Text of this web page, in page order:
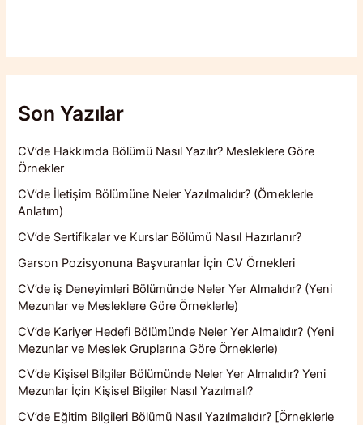
Son Yazılar
CV’de Hakkımda Bölümü Nasıl Yazılır? Mesleklere Göre
Örnekler
CV’de İletişim Bölümüne Neler Yazılmalıdır? (Örneklerle
Anlatım)
CV’de Sertifikalar ve Kurslar Bölümü Nasıl Hazırlanır?
Garson Pozisyonuna Başvuranlar İçin CV Örnekleri
CV’de iş Deneyimleri Bölümünde Neler Yer Almalıdır? (Yeni
Mezunlar ve Mesleklere Göre Örneklerle)
CV’de Kariyer Hedefi Bölümünde Neler Yer Almalıdır? (Yeni
Mezunlar ve Meslek Gruplarına Göre Örneklerle)
CV’de Kişisel Bilgiler Bölümünde Neler Yer Almalıdır? Yeni
Mezunlar İçin Kişisel Bilgiler Nasıl Yazılmalı?
CV’de Eğitim Bilgileri Bölümü Nasıl Yazılmalıdır? [Örneklerle